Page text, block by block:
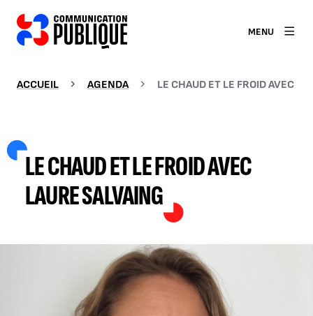
MENU
ACCUEIL AGENDA LE CHAUD ET LE FROID AVEC
LE CHAUD ET LE FROID AVEC
LAURE SALVAING
AGRANDIR L'IMAGE